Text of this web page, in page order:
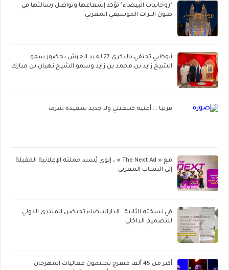
"روحانيات البيضاء" تؤكد إشعاعها وتواصل رسالتها في
صون التراث الموسيقي المغربي
أبوظبي تحتفي بالذكرى 27 لعيد العرش بحضور سمو
الشيخ زايد بن محمد بن زايد وسمو الشيخ نهيان بن مبارك
قريبا ... أغنية كتبغيني ولا جديد سعيدة شرف
مع « The Next Ad » ، إنوي يُسند حملته الإعلانية المقبلة
إلى الشباب المغربي
في نسخته الثانية.. الدارالبيضاء تحتضن المنتدى الدولي
للتصميم الداخلي
أكثر من 45 ألف متفرج يختتمون فعاليات المهرجان